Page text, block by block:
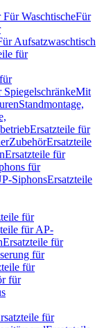
WaschtischeFür
Aufsatzwaschtisch
für
SpiegelschränkeMit
Standmontage,
Ersatzteile für
ZubehörErsatzteile
Ersatzteile für
für
SiphonsErsatzteile
für
für AP-
Ersatzteile für
für
für
für
für